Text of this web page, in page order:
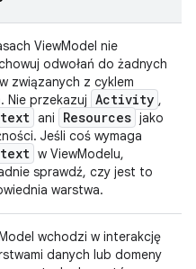
ViewModel nie
odwołań do żadnych
związanych z cyklem
Nie przekazuj Activity ,
ani Resources jako
Jeśli coś wymaga
w ViewModelu,
sprawdź, czy jest to
warstwa.
wchodzi w interakcję
danych lub domeny